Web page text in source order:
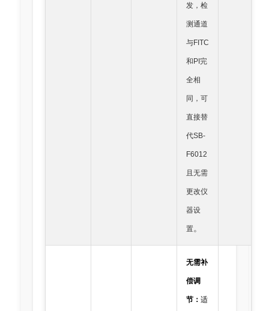
发，检
测通道
与FITC
和PI完
全相
同，可
直接替
代SB-
F6012
且无需
更改仪
器设
置。
无需补
偿调
节： 适